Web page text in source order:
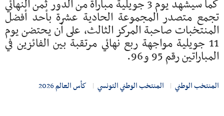
كما سيشهد يوم 3 جويلية مباراة من الدور ثمن النهائي
تجمع متصدر المجموعة الحادية عشرة بأحد أفضل
المنتخبات صاحبة المركز الثالث، على أن يحتضن يوم
11 جويلية مواجهة ربع نهائي مرتقبة بين الفائزين في
المباراتين رقم 95 و96.
المنتخب الوطني المنتخب الوطني التونسي كأس العالم 2026